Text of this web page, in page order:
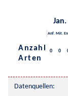
Jan.
Anf. Mit.
Anzahl
Arten
0 0
Datenquellen: